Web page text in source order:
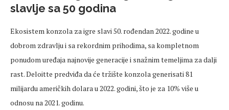
slavlje sa 50 godina
Ekosistem konzola za igre slavi 50. rođendan 2022. godine u
dobrom zdravlju i sa rekordnim prihodima, sa kompletnom
ponudom uređaja najnovije generacije i snažnim temeljima za dalji
rast. Deloitte predviđa da će tržište konzola generisati 81
milijardu američkih dolara u 2022. godini, što je za 10% više u
odnosu na 2021. godinu.